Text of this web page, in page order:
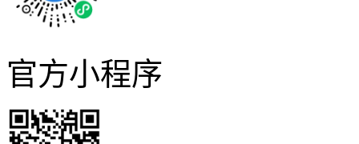
官方小程序